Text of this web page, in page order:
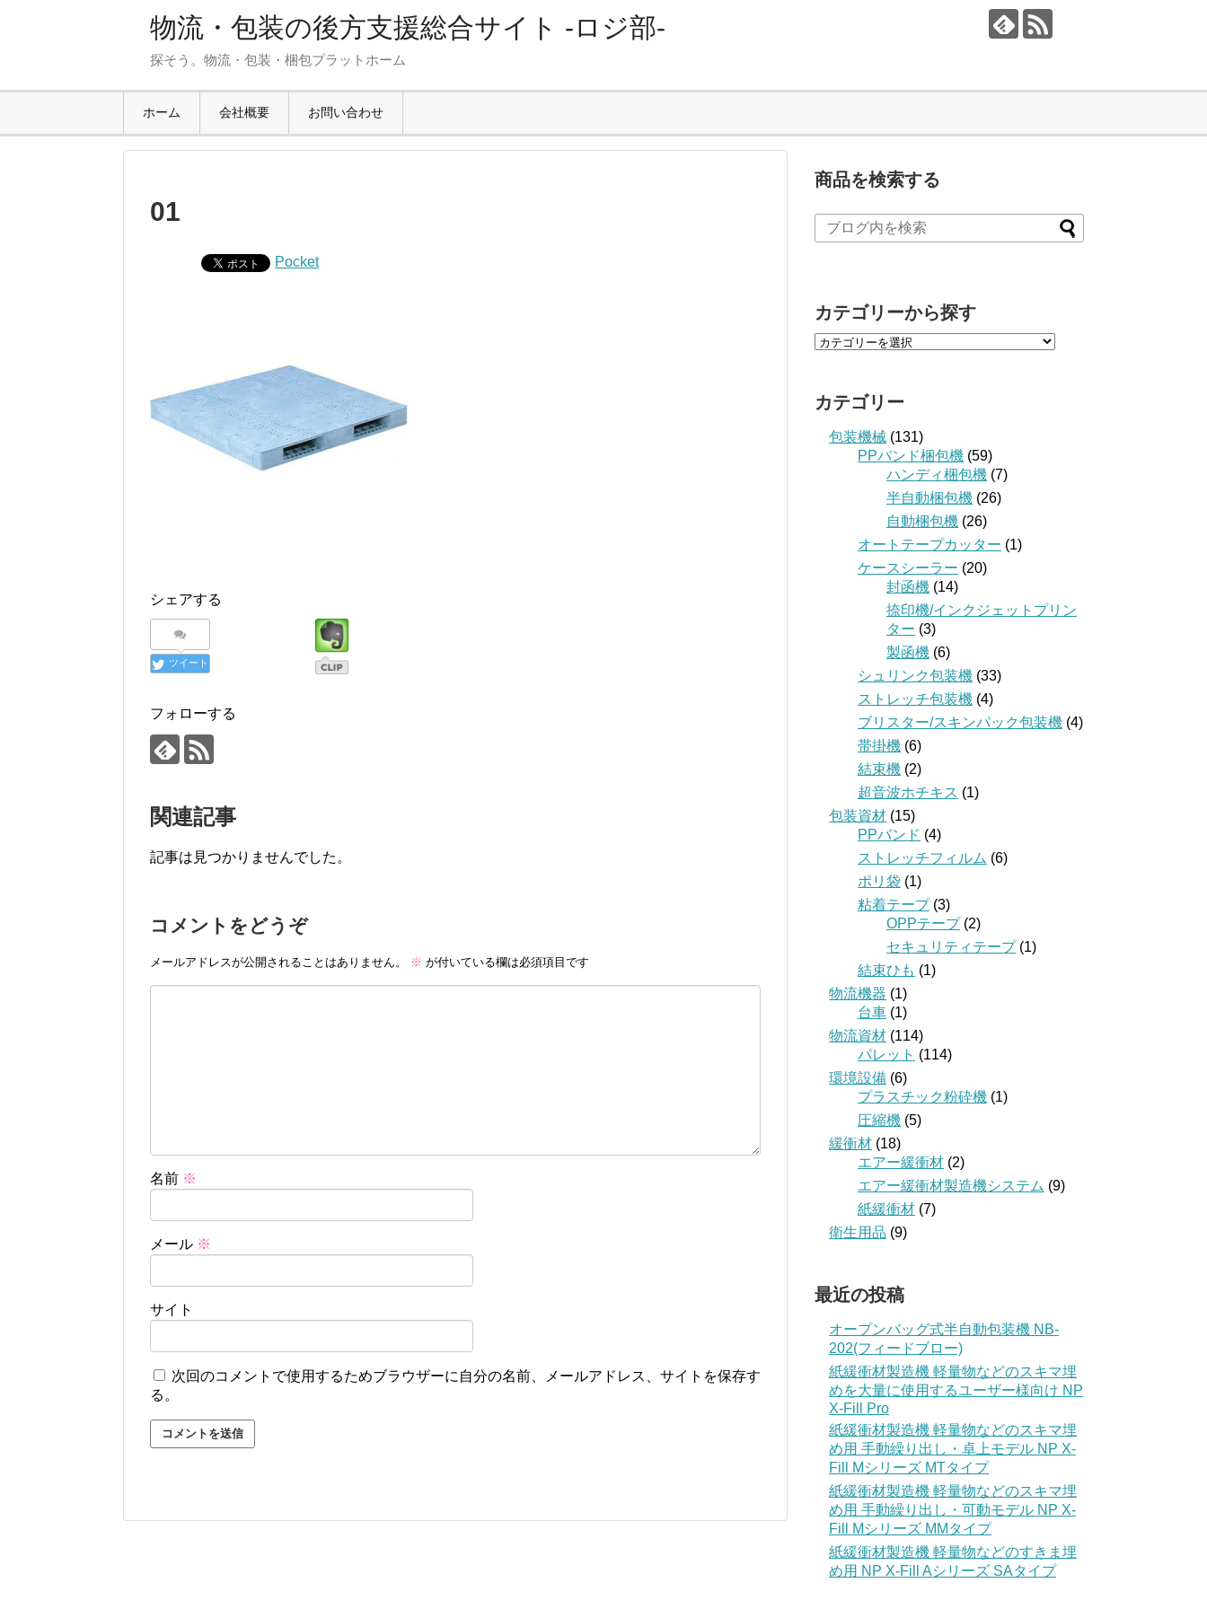
物流・包装の後方支援総合サイト -ロジ部-
探そう。物流・包装・梱包プラットホーム
ホーム 会社概要 お問い合わせ
01
Pocket
シェアする
ツイート
フォローする
関連記事
記事は見つかりませんでした。
コメントをどうぞ
メールアドレスが公開されることはありません。 ※ が付いている欄は必須項目です
名前 ※
メール ※
サイト
次回のコメントで使用するためブラウザーに自分の名前、メールアドレス、サイトを保存す
る。
商品を検索する
カテゴリーから探す
カテゴリー
包装機械 (131)
PPバンド梱包機 (59)
ハンディ梱包機 (7)
半自動梱包機 (26)
自動梱包機 (26)
オートテープカッター (1)
ケースシーラー (20)
封函機 (14)
捺印機/インクジェットプリン
ター (3)
製函機 (6)
シュリンク包装機 (33)
ストレッチ包装機 (4)
ブリスター/スキンパック包装機 (4)
帯掛機 (6)
結束機 (2)
超音波ホチキス (1)
包装資材 (15)
PPバンド (4)
ストレッチフィルム (6)
ポリ袋 (1)
粘着テープ(3)
OPPテープ(2)
セキュリティテープ(1)
結束ひも (1)
物流機器 (1)
台車 (1)
物流資材 (114)
パレット (114)
環境設備 (6)
プラスチック粉砕機 (1)
圧縮機 (5)
緩衝材 (18)
エアー緩衝材 (2)
エアー緩衝材製造機システム (9)
紙緩衝材 (7)
衛生用品 (9)
最近の投稿
オープンバッグ式半自動包装機 NB-
202(フィードブロー)
紙緩衝材製造機 軽量物などのスキマ埋
めを大量に使用するユーザー様向け NP
X-Fill Pro
紙緩衝材製造機 軽量物などのスキマ埋
め用 手動繰り出し・卓上モデル NP X-
Fill Mシリーズ MTタイプ
紙緩衝材製造機 軽量物などのスキマ埋
め用 手動繰り出し・可動モデル NP X-
Fill Mシリーズ MMタイプ
紙緩衝材製造機 軽量物などのすきま埋
め用 NP X-Fill Aシリーズ SAタイプ